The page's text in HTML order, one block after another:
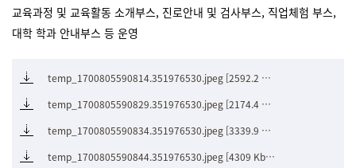
교육과정 및 교육활동 소개부스, 진로안내 및 검사부스, 직업체험 부스,
대학 학과 안내부스 등 운영
temp_1700805590814.351976530.jpeg [2592.2 Kbyte]
temp_1700805590829.351976530.jpeg [2174.4 Kbyte]
temp_1700805590834.351976530.jpeg [3339.9 Kbyte]
temp_1700805590844.351976530.jpeg [4309 Kbyte]